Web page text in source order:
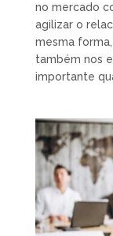
no mercado
agilizar o
mesma
também nos
importante